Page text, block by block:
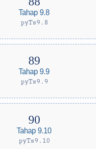
Tahap 9.8
pyTs9.8
Tahap 9.9
pyTs9.9
Tahap 9.10
pyTs9.10